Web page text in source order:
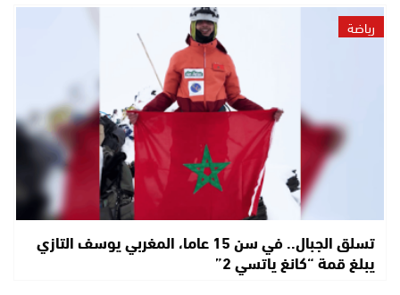
رياضة
تسلق الجبال.. في سن 15 عاما، المغربي يوسف التازي
يبلغ قمة “كانغ ياتسي 2”